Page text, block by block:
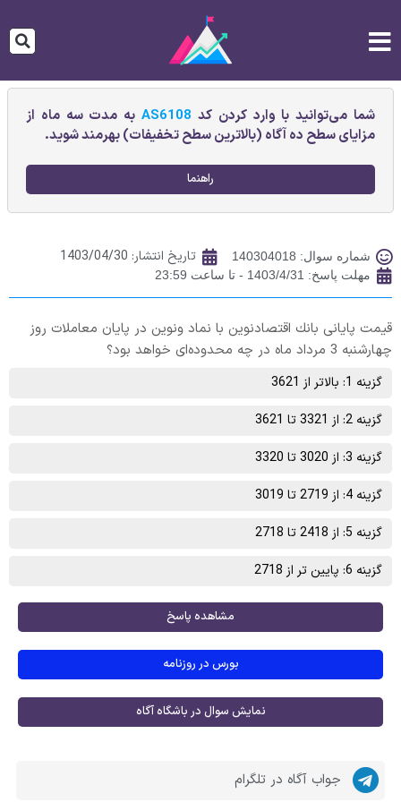
شما می‌توانید با وارد کردن کد AS6108به مدت سه ماه از
مزایای سطح ده آگاه (بالاترین سطح تخفیفات) بهرمند شوید.
راهنما
شماره سوال: 140304018 تاریخ انتشار: 1403/04/30
مهلت پاسخ: 1403/4/31 - تا ساعت 23:59
قیمت پایانی بانك‌ اقتصادنوين‌ با نماد ونوین در پایان معاملات روز
چهارشنبه 3 مرداد ماه در چه محدوده‌ای خواهد بود؟
گزینه 1: بالاتر از 3621
گزینه 2: از 3321 تا 3621
گزینه 3: از 3020 تا 3320
گزینه 4: از 2719 تا 3019
گزینه 5: از 2418 تا 2718
گزینه 6: پایین تر از 2718
مشاهده پاسخ
بورس در روزنامه
نمایش سوال در باشگاه آگاه
جواب آگاه در تلگرام